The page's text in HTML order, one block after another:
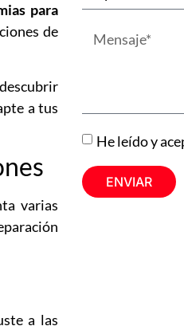
para
de
a tus
varias
a las
He leído y
ENVIAR